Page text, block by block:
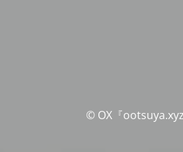
© OX『